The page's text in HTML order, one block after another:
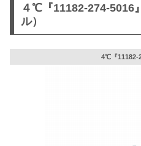
４℃『11182-274-5016
ル）
4℃『11182-